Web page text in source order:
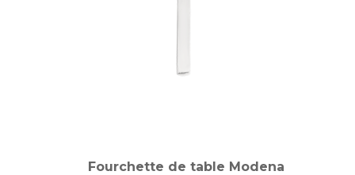
Fourchette de table Modena